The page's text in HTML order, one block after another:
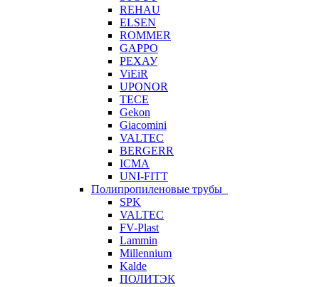
REHAU
ELSEN
ROMMER
GAPPO
РЕХАУ
ViEiR
UPONOR
TECE
Gekon
Giacomini
VALTEC
BERGERR
ICMA
UNI-FITT
Полипропиленовые трубы
SPK
VALTEC
FV-Plast
Lammin
Millennium
Kalde
ПОЛИТЭК